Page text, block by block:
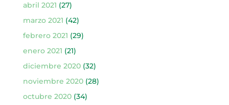
abril 2021 (27)
marzo 2021 (42)
febrero 2021 (29)
enero 2021 (21)
diciembre 2020(32)
noviembre 2020(28)
octubre 2020(34)